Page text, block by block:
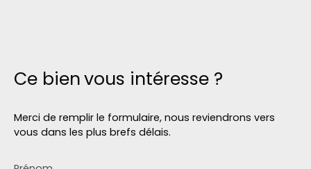
Ce bienvous intéresse ?
Merci de remplir le formulaire, nous reviendrons vers
vous dans les plus brefs délais.